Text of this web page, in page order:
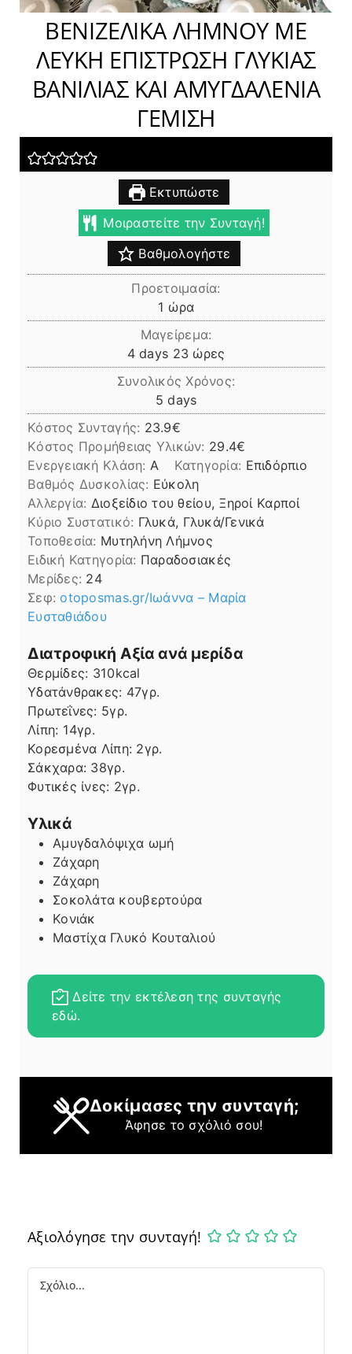
ΒΕΝΙΖΕΛΙΚΑ ΛΗΜΝΟΥ ΜΕ
ΛΕΥΚΗ ΕΠΙΣΤΡΩΣΗ ΓΛΥΚΙΑΣ
ΒΑΝΙΛΙΑΣ ΚΑΙ ΑΜΥΓΔΑΛΕΝΙΑ
ΓΕΜΙΣΗ
Εκτυπώστε
Μοιραστείτε την Συνταγή!
Βαθμολογήστε
Προετοιμασία:
1 ώρα
ώρα
Μαγείρεμα:
4days
days 23ώρες
ώρες
Συνολικός Χρόνος:
5days
days
Κόστος Συνταγής: 23.9€
Kόστος Προμήθειας Υλικών: 29.4
Ενεργειακή Κλάση: A Κατηγορία: Επιδόρπιο
Βαθμός Δυσκολίας: Εύκολη
Αλλεργία: Διοξείδιο του θείου, Ξηροί Καρποί
Kύριο Συστατικό: Γλυκά, Γλυκά/Γενικά
Τοποθεσία: Μυτηλήνη Λήμνος
Ειδική Κατηγορία: Παραδοσιακές
Μερίδες: 24
Σεφ:otoposmas.gr/Ιωάννα – Μαρία
Ευσταθιάδου
Διατροφική Αξία ανά μερίδα
Θερμίδες: 310kcal
Υδατάνθρακες: 47γρ.
Πρωτεΐνες: 5γρ.
Λίπη
Λίπη: 14γρ.
Κορεσμένα Λίπη: 2γρ.
Σάκχαρα: 38γρ.
Φυτικές ίνες: 2γρ.
Υλικά
Αμυγδαλόψιχα ωμή
Ζάχαρη
Ζάχαρη
Σοκολάτα κουβερτούρα
Κονιάκ
Μαστίχα Γλυκό Κουταλιού
Δείτε την εκτέλεση της συνταγής
εδώ.
Δοκίμασες την συνταγή;
Άφησε το σχόλιό σου!
Αξιολόγησε την συνταγή!
Comment